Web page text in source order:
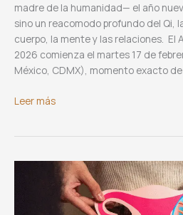
madre de la humanidad— el año
sino un reacomodo profundo del Qi,
cuerpo, la mente y las relaciones. El
2026 comienza el martes 17 de
México, CDMX), momento exacto de
Año
el
Leer más